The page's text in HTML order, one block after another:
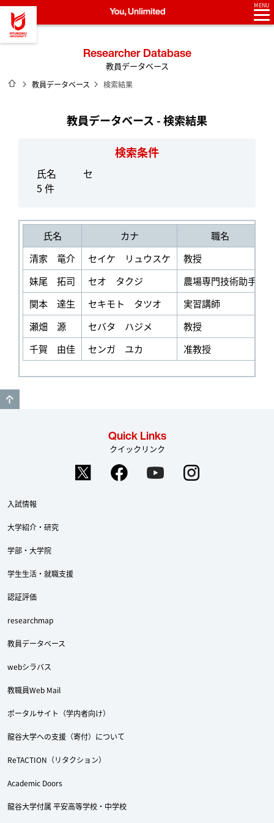
龍谷大学 You, Unlimited
MENU
Researcher Database
教員データベース
ホーム
教員データベース 検索結果
教員データベース - 検索結果
検索条件
氏名
セ
5 件
氏名 カナ
職名
清家 竜介
セイケ リュウスケ 教授
妹尾 拓司
セオ タクジ 農場専門技術助手
関本 達生
セキモト タツオ 実習講師
瀬畑 源
セバタ ハジメ 教授
千賀 由佳
センガ ユカ 准教授
Quick Links
クイックリンク
入試情報
大学紹介・研究
学部・大学院
学生生活・就職支援
認証評価
researchmap
教員データベース
webシラバス
教職員Web Mail
ポータルサイト（学内者向け）
龍谷大学への支援（寄付）について
ReTACTION（リタクション）
Academic Doors
龍谷大学付属 平安高等学校・中学校